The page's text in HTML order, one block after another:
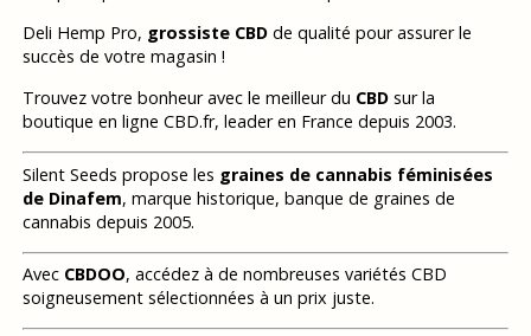
Deli Hemp Pro, grossiste CBDde qualité pour assurer le
succès de votre magasin !
Trouvez votre bonheur avec le meilleur du CBDsur la
boutique en ligne CBD.fr, leader en France depuis 2003.
Silent Seeds propose les graines de cannabis féminisées
de Dinafem, marque historique, banque de graines de
cannabis depuis 2005.
Avec CBDOO, accédez à de nombreuses variétés CBD
soigneusement sélectionnées à un prix juste.